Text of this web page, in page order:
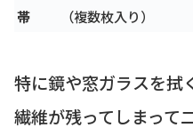
帯
（複数枚入り）
特に鏡や窓ガラスを拭
繊維が残ってしまって